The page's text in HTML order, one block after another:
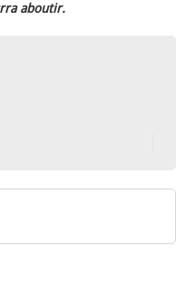
aboutir.